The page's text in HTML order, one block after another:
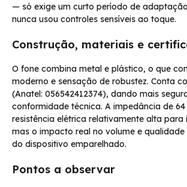
— só exige um curto período de
nunca usou controles sensíveis ao toque.
Construção, materiais e
O fone combina metal e plástico, o que
moderno e sensação de robustez. Conta
(Anatel: 056542412374), dando mais
conformidade técnica. A impedância de
resistência elétrica relativamente alta para
mas o impacto real no volume e
do dispositivo emparelhado.
Pontos a observar